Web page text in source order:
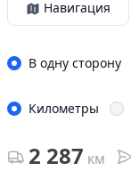
Навигация
В одну сторону
Километры
2 287 км